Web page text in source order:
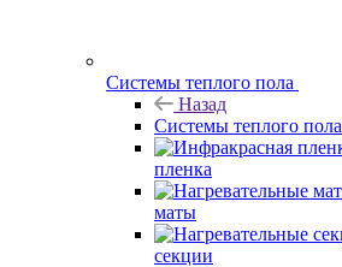
Системы теплого пола
Назад
Системы теплого пола
пленка
маты
секции